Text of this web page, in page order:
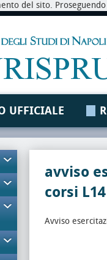
del sito.
UFFICIALE
avviso
corsi
Avviso